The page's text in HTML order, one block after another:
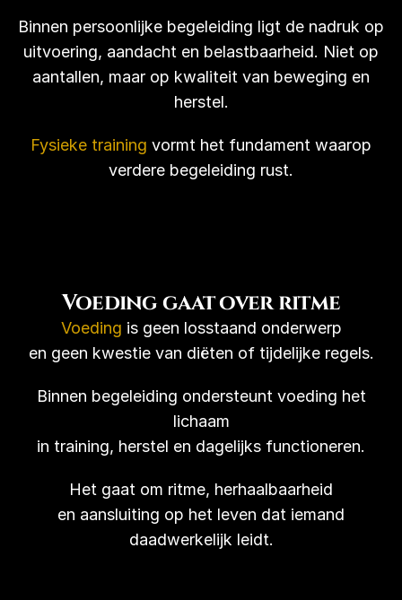
De Tempel
Transformatie
Mijn Universum
Binnen persoonlijke begeleiding ligt de nadruk op
uitvoering, aandacht en belastbaarheid. Niet op
aantallen, maar op kwaliteit van beweging en
herstel.
Fysieke training vormt het fundament waarop
verdere begeleiding rust.
Voeding gaat over ritme
Voeding is geen losstaand onderwerp
en geen kwestie van diëten of tijdelijke regels.
Binnen begeleiding ondersteunt voeding het
lichaam
in training, herstel en dagelijks functioneren.
Het gaat om ritme, herhaalbaarheid
en aansluiting op het leven dat iemand
daadwerkelijk leidt.